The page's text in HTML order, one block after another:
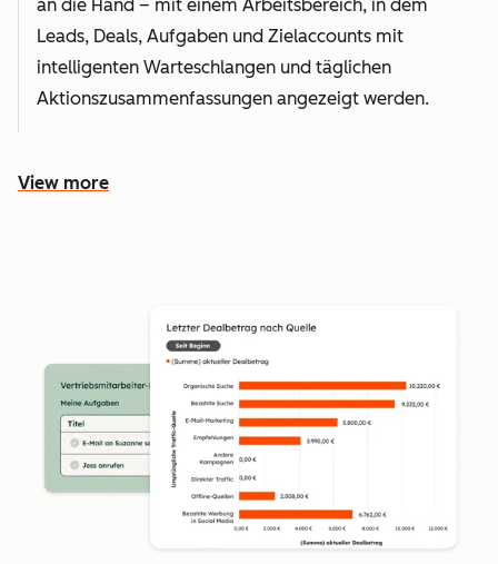
an die Hand – mit einem Arbeitsbereich, in dem
Leads, Deals, Aufgaben und Zielaccounts mit
intelligenten Warteschlangen und täglichen
Aktionszusammenfassungen angezeigt werden.
View more